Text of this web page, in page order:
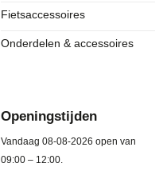
Fietsaccessoires
Onderdelen & accessoires
Openingstijden
Vandaag 08-08-2026 open van
09:00 – 12:00.